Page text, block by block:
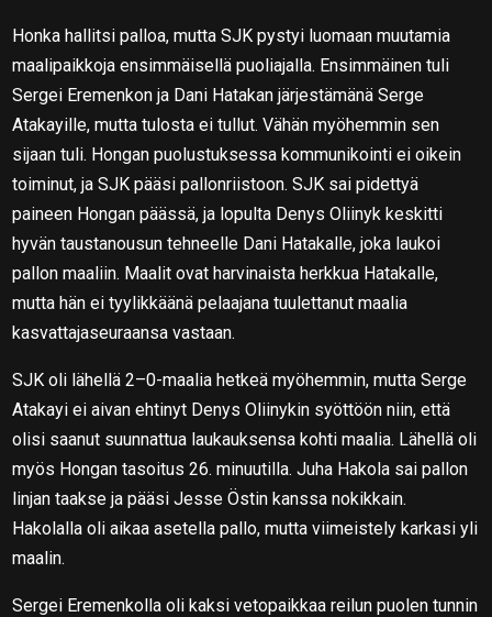
Honka hallitsi palloa, mutta SJK pystyi luomaan muutamia
maalipaikkoja ensimmäisellä puoliajalla. Ensimmäinen tuli
Sergei Eremenkon ja Dani Hatakan järjestämänä Serge
Atakayille, mutta tulosta ei tullut. Vähän myöhemmin sen
sijaan tuli. Hongan puolustuksessa kommunikointi ei oikein
toiminut, ja SJK pääsi pallonriistoon. SJK sai pidettyä
paineen Hongan päässä, ja lopulta Denys Oliinyk keskitti
hyvän taustanousun tehneelle Dani Hatakalle, joka laukoi
pallon maaliin. Maalit ovat harvinaista herkkua Hatakalle,
mutta hän ei tyylikkäänä pelaajana tuulettanut maalia
kasvattajaseuraansa vastaan.
SJK oli lähellä 2–0-maalia hetkeä myöhemmin, mutta Serge
Atakayi ei aivan ehtinyt Denys Oliinykin syöttöön niin, että
olisi saanut suunnattua laukauksensa kohti maalia. Lähellä oli
myös Hongan tasoitus 26. minuutilla. Juha Hakola sai pallon
linjan taakse ja pääsi Jesse Östin kanssa nokikkain.
Hakolalla oli aikaa asetella pallo, mutta viimeistely karkasi yli
maalin.
Sergei Eremenkolla oli kaksi vetopaikkaa reilun puolen tunnin